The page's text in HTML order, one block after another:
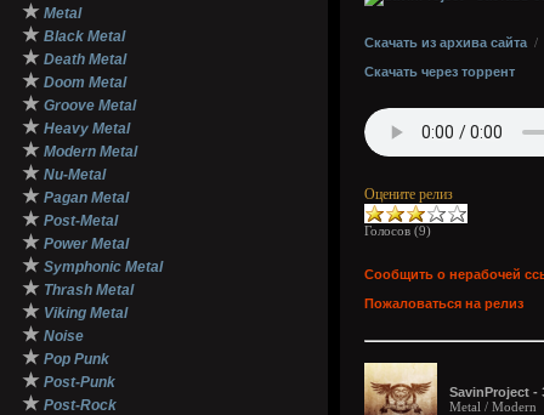
★ Metal
★ Black Metal
★ Death Metal
★ Doom Metal
★ Groove Metal
★ Heavy Metal
★ Modern Metal
★ Nu-Metal
★ Pagan Metal
★ Post-Metal
★ Power Metal
★ Symphonic Metal
★ Thrash Metal
★ Viking Metal
★ Noise
★ Pop Punk
★ Post-Punk
★ Post-Rock
Скачать из архива сайта /
Скачать через торрент
Оцените релиз
Голосов (9)
Сообщить о нерабочей
Пожаловаться на релиз
SavinProject -
Metal / Modern